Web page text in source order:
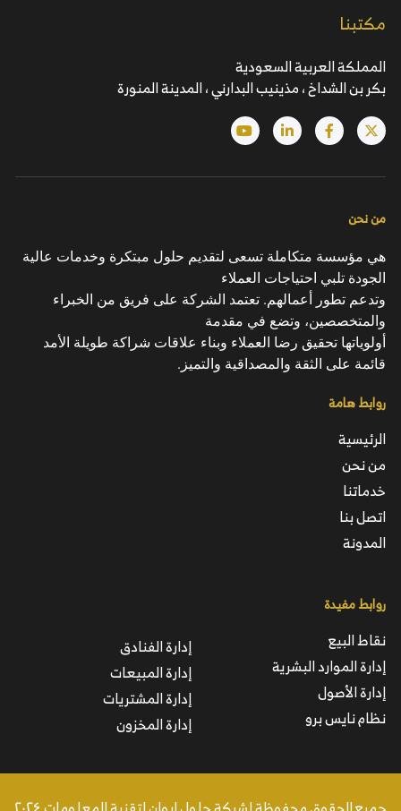
مكتبنا
المملكة العربية السعودية
بكر بن الشداخ ، مذينيب البدارني ، المدينة المنورة
من نحن
هي مؤسسة متكاملة تسعى لتقديم حلول مبتكرة وخدمات عالية
الجودة تلبي احتياجات العملاء
وتدعم تطور أعمالهم. تعتمد الشركة على فريق من الخبراء
والمتخصصين، وتضع في مقدمة
أولوياتها تحقيق رضا العملاء وبناء علاقات شراكة طويلة الأمد
قائمة على الثقة والمصداقية والتميز.
روابط هامة
الرئيسية
من نحن
خدماتنا
اتصل بنا
المدونة
روابط مفيدة
نقاط البيع
إدارة الموارد البشرية
إدارة الأصول
نظام نايس برو
إدارة الفنادق
إدارة المبيعات
إدارة المشتريات
إدارة المخزون